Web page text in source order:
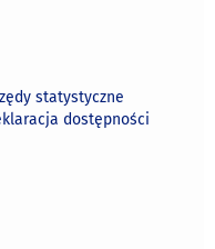
statystyczne
dostępności